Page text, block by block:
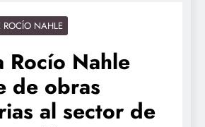
ROCÍO NAHLE
Rocío Nahle
de obras
al sector de